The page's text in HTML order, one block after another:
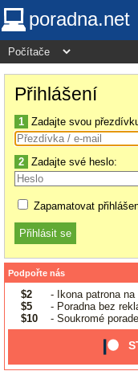
poradna.net
Přihlášení
1 Zadajte svou
2 Zadajte své heslo:
Zapamatovat
Podpořte nás
$2
- Ikona patrona na
$5
- Poradna bez
$10
- Soukromé